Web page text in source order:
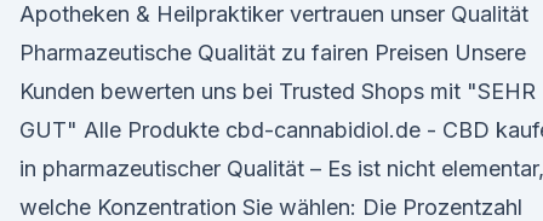
Apotheken & Heilpraktiker vertrauen unser Qualität
Pharmazeutische Qualität zu fairen Preisen Unsere
Kunden bewerten uns bei Trusted Shops mit "SEHR
GUT" Alle Produkte cbd-cannabidiol.de - CBD
in pharmazeutischer Qualität – Es ist nicht elementar,
welche Konzentration Sie wählen: Die Prozentzahl